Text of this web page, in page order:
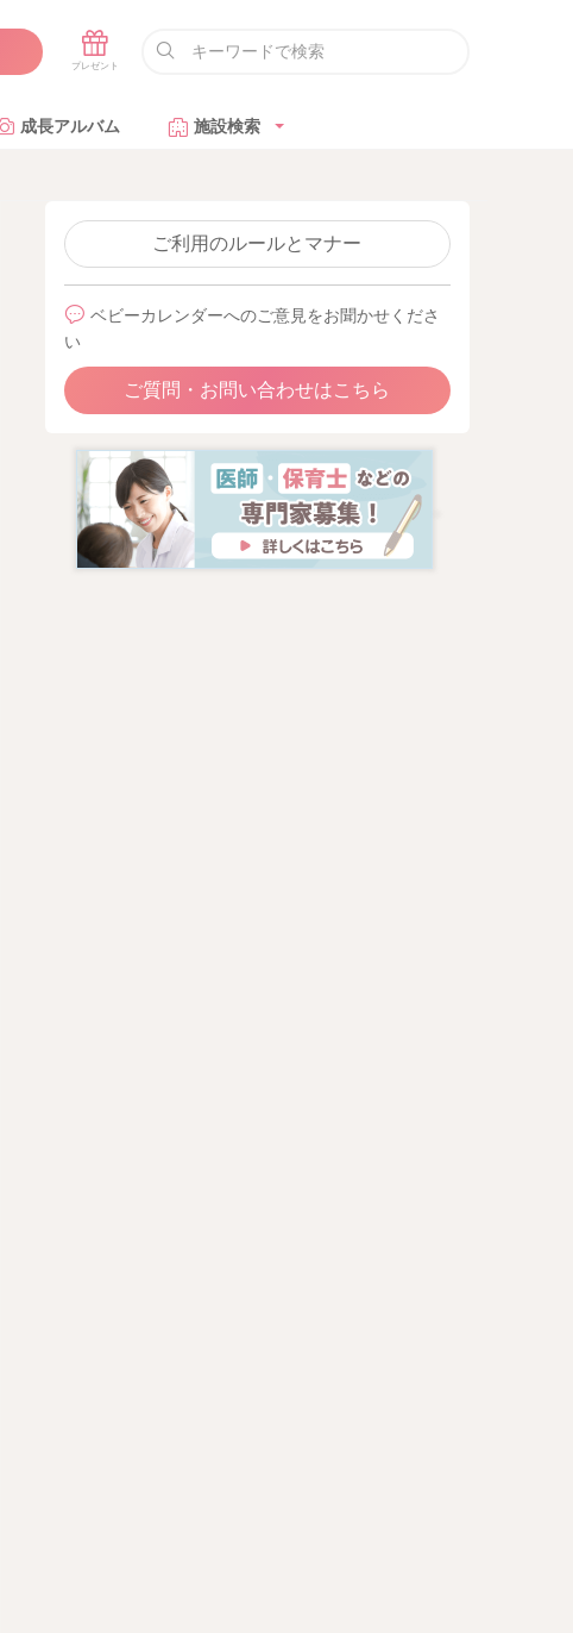
成長アルバム 施設検索
ご利用のルールとマナー
ベビーカレンダーへのご意見をお聞かせくださ
い
ご質問・お問い合わせはこちら